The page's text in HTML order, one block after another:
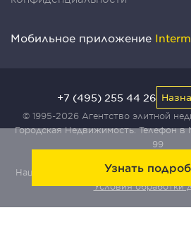
Узнать
Мобильное приложение
© 1995-2026 Агентство элитной
Городская Недвижимость. Телефон в
99
Наш сайт защищен с помощью
Условия обработки
+7 (495) 255 44 26